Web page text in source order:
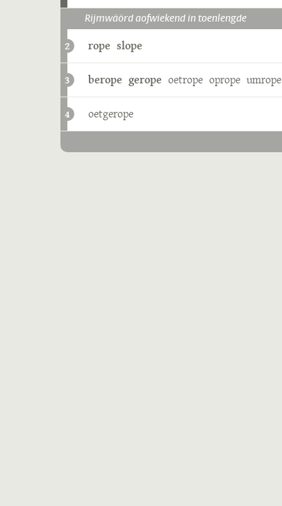
Rijmwäörd aofwiekend in toenlengde
2 rope slope
3 berope gerope oetrope oprope umrope
4 oetgerope